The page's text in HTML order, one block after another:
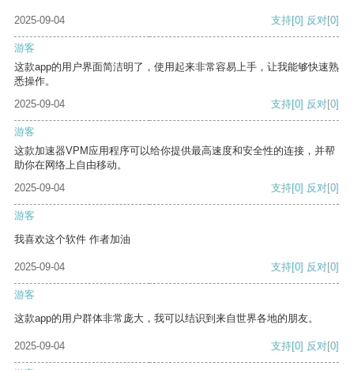
2025-09-04 支持[0] 反对[0]
游客
这款app的用户界面简洁明了，使用起来非常容易上手，让我能够快速熟
悉操作。
2025-09-04
支持[0] 反对[0]
游客
这款加速器VPM应用程序可以给你提供最高速度和安全性的连接，并帮
助你在网络上自由移动。
2025-09-04
支持[0] 反对[0]
游客
我喜欢这个软件 作者加油
2025-09-04 支持[0] 反对[0]
游客
这款app的用户群体非常庞大，我可以结识到来自世界各地的朋友。
2025-09-04 支持[0] 反对[0]